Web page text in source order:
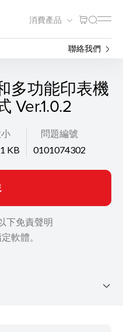
消費產品
聯絡我們
多功能印表機
Ver.1.0.2
KB
問題編號
0101074302
下免責聲明
軟體。